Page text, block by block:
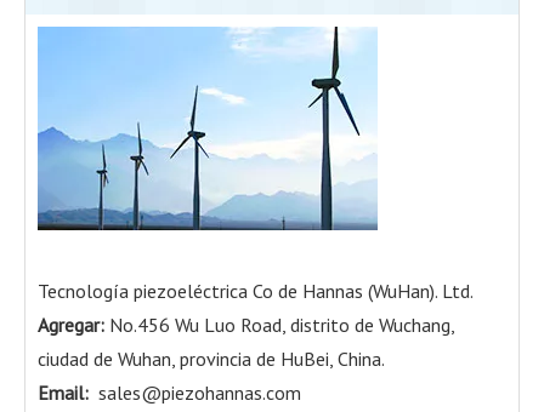
Tecnología piezoeléctrica Co de Hannas (WuHan). Ltd.
Agregar: No.456 Wu Luo Road, distrito de Wuchang,
ciudad de Wuhan, provincia de HuBei, China.
Email: sales@piezohannas.com